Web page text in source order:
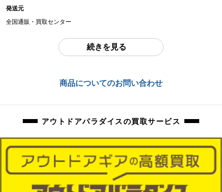
商品管理コード
発送元
全国通販・買取センター
東京都江戸川区中葛西6-10-15 2F
続きを見る
商品についてのお問い合わせ
アウトドアパラダイスの買取サービス